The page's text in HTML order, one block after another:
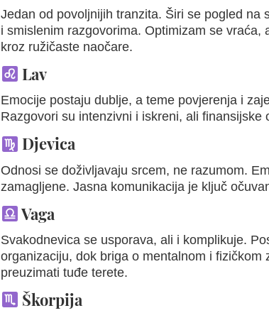
Jedan od povoljnijih tranzita. Širi se pogled
i smislenim razgovorima. Optimizam se
kroz ružičaste naočare.
Lav
Emocije postaju dublje, a teme povjerenja i
Razgovori su intenzivni i iskreni, ali
Djevica
Odnosi se doživljavaju srcem, ne razumom.
zamagljene. Jasna komunikacija je ključ
Vaga
Svakodnevica se usporava, ali i komplikuje.
organizaciju, dok briga o mentalnom i fizičkom
preuzimati tuđe terete.
Škorpija